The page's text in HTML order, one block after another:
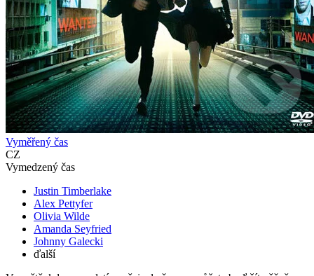
Vyměřený čas
CZ
Vymedzený čas
Justin Timberlake
Alex Pettyfer
Olivia Wilde
Amanda Seyfried
Johnny Galecki
ďalší